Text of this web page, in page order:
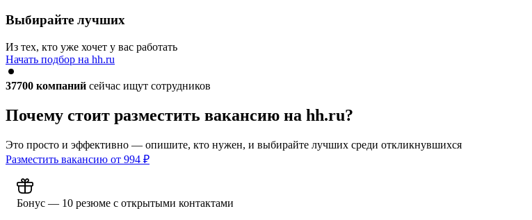
Выбирайте лучших
Из тех, кто уже хочет у вас работать
Начать подбор на hh.ru
37700 компаний сейчас ищут сотрудников
Почему стоит разместить вакансию на hh.ru?
Это просто и эффективно — опишите, кто нужен, и выбирайте лучших среди откликнувшихся
Разместить вакансию от 994 ₽
Бонус — 10 резюме с открытыми контактами